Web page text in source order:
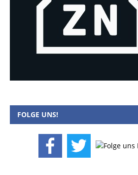
FOLGE UNS!